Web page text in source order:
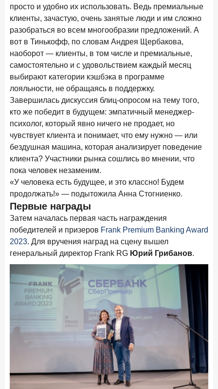
3 декабря 2025 года ИССЛЕДОВАНИЕ
Почему опытные инвесторы в России чувствуют себя
начинающими?
Клиент стал партнером: как трансформируется рынок
инвестиций
24 ноября 2025 года
Ипотека. Итоги октября 2025 года
Рассылка Frank RG
Итоги недели, наша трактовка основных событий
на банковском рынке
Я согласен с условиями
просто и удобно их использовать. Ведь премиальные
клиенты, зачастую, очень занятые люди и им сложно
разобраться во всем многообразии предложений. А
вот в Тинькофф, по словам Андрея Щербакова,
наоборот — клиенты, в том числе и премиальные,
самостоятельно и с удовольствием каждый месяц
выбирают категории кэшбэка в программе
лояльности, не обращаясь в поддержку.
Завершилась дискуссия блиц-опросом на тему того,
кто же победит в будущем: эмпатичный менеджер-
психолог, который явно ничего не продает, но
чувствует клиента и понимает, что ему нужно — или
бездушная машина, которая анализирует поведение
клиента? Участники рынка сошлись во мнении, что
пока человек незаменим.
«У человека есть будущее, и это классно! Будем
продолжать!» — подытожила Анна Стогниенко.
Первые награды
Затем началась первая часть награждения
победителей и призеров Frank Premium Banking Award
2023. Для вручения наград на сцену вышел
генеральный директор Frank RG Юрий Грибанов.